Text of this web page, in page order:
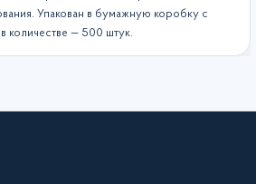
Упакован в бумажную коробку с
количестве — 500 штук.